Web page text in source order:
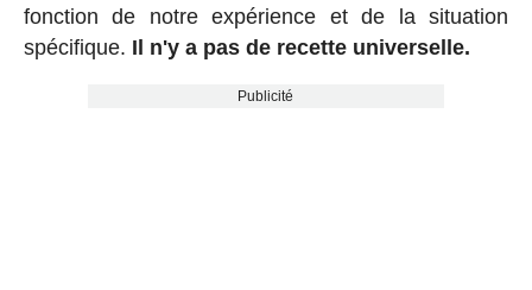
fonction de notre expérience et de la situation
spécifique. Il n'y a pas de recette universelle.
Publicité